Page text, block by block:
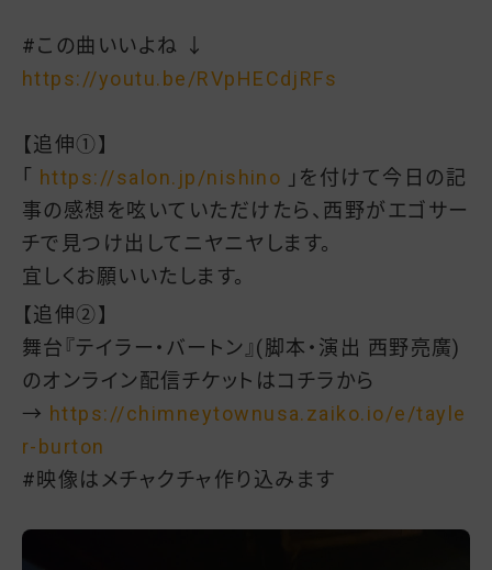
#この曲いいよね ↓
https://youtu.be/RVpHECdjRFs
【追伸①】
「 https://salon.jp/nishino 」を付けて今日の記
事の感想を呟いていただけたら、西野がエゴサー
チで見つけ出してニヤニヤします。
宜しくお願いいたします。
【追伸②】
舞台『テイラー・バートン』(脚本・演出 西野亮廣)
のオンライン配信チケットはコチラから
→ https://chimneytownusa.zaiko.io/e/tayle
r-burton
#映像はメチャクチャ作り込みます